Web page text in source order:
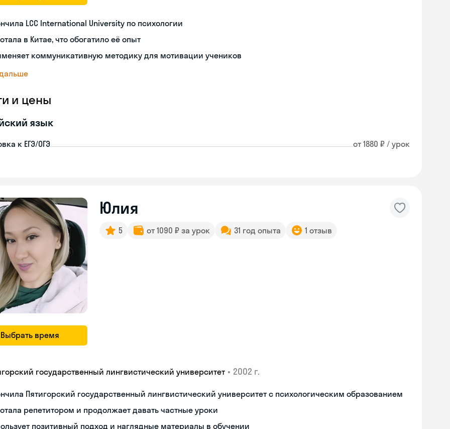
LCC International University по психологии
в Китае, что обогатило её опыт
коммуникативную методику для мотивации учеников
и цены
язык
к ЕГЭ/ОГЭ от 1880 ₽ / урок
Выбрать время
Юлия
5 от 1090 ₽ за урок 31 год опыта 1 отзыв
государственный лингвистический университет • 2002 г.
Пятигорский государственный лингвистический университет с психологическим образованием
репетитором и продолжает давать частные уроки
позитивный подход и наглядные материалы в обучении